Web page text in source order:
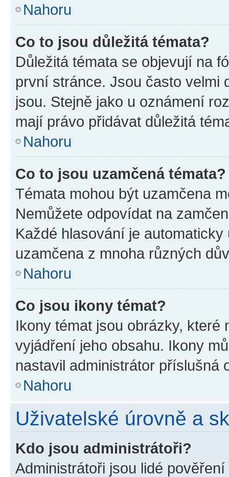
Nahoru
Co to jsou důležitá témata?
Důležitá témata se objevují na
první stránce. Jsou často velmi
jsou. Stejně jako u oznámení
mají právo přidávat důležitá
Nahoru
Co to jsou uzamčená témata?
Témata mohou být uzamčena
Nemůžete odpovídat na
Každé hlasování je
uzamčena z mnoha různých
Nahoru
Co jsou ikony témat?
Ikony témat jsou obrázky,
vyjádření jeho obsahu. Ikony
nastavil administrátor příslušná
Nahoru
Uživatelské úrovně a
Kdo jsou administrátoři?
Administrátoři jsou lidé